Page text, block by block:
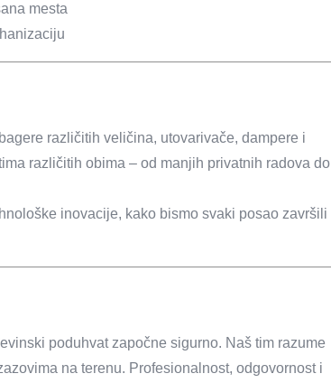
mesta
različitih veličina, utovarivače, dampere i
različitih obima – od manjih privatnih radova do
inovacije, kako bismo svaki posao završili
poduhvat započne sigurno. Naš tim razume
na terenu. Profesionalnost, odgovornost i